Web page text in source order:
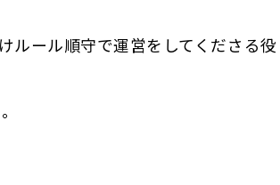
ルール順守で運営をしてくださる役